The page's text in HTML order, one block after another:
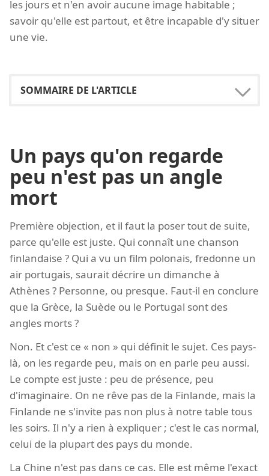
les jours et n'en avoir aucune image habitable ;
savoir qu'elle est partout, et être incapable d'y situer
une vie.
Un pays qu'on regarde
peu n'est pas un angle
mort
Première objection, et il faut la poser tout de suite,
parce qu'elle est juste. Qui connaît une chanson
finlandaise ? Qui a vu un film polonais, fredonne un
air portugais, saurait décrire un dimanche à
Athènes ? Personne, ou presque. Faut-il en conclure
que la Grèce, la Suède ou le Portugal sont des
angles morts ?
Non. Et c'est ce « non » qui définit le sujet. Ces pays-
là, on les regarde peu, mais on en parle peu aussi.
Le compte est juste : peu de présence, peu
d'imaginaire. On ne rêve pas de la Finlande, mais la
Finlande ne s'invite pas non plus à notre table tous
les soirs. Il n'y a rien à expliquer ; c'est le cas normal,
celui de la plupart des pays du monde.
La Chine n'est pas dans ce cas. Elle est même l'exact